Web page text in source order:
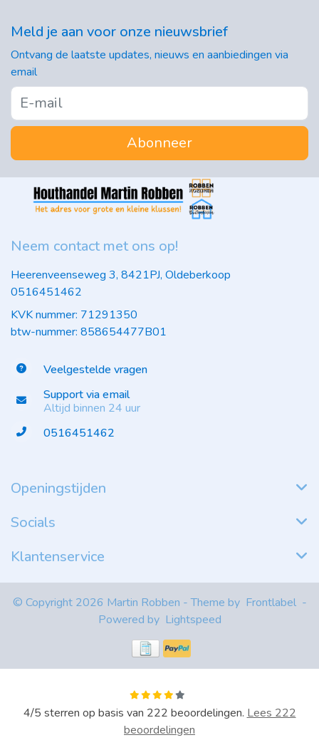
Meld je aan voor onze nieuwsbrief
Ontvang de laatste updates, nieuws en aanbiedingen via
email
Abonneer
Neem contact met ons op!
Heerenveenseweg 3, 8421PJ, Oldeberkoop
0516451462
KVK nummer: 71291350
btw-nummer: 858654477B01
Veelgestelde vragen
Support via email
Altijd binnen 24 uur
0516451462
Openingstijden
Socials
Klantenservice
© Copyright 2026 Martin Robben - Theme by Frontlabel -
Powered by Lightspeed
4/5 sterren op basis van 222 beoordelingen. Lees 222
beoordelingen